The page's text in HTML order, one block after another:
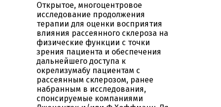
Открытое, многоцентровое
исследование продолжения
терапии для оценки восприятия
влияния рассеянного склероза на
физические функции с точки
зрения пациента и обеспечения
дальнейшего доступа к
окрелизумабу пациентам с
рассеянным склерозом, ранее
набранным в исследования,
спонсируемые компаниями